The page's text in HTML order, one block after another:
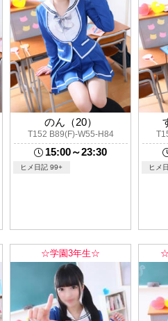
のん（20）
T152 B89(F)-W55-H84
15:00～23:30
ヒメ日記 99+ ヒメ
☆学園3年生☆